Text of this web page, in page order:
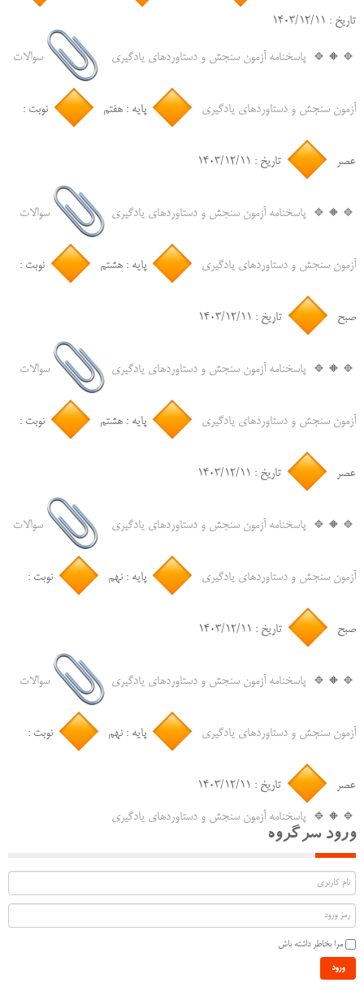
تاریخ : ۱۴۰۳/۱۲/۱۱
‌🔹🔸🔹 پاسخنامه آزمون سنجش و دستاوردهای یادگیری سوالات
آزمون سنجش و دستاوردهای یادگیری پایه : هفتم نوبت :
عصر تاریخ : ۱۴۰۳/۱۲/۱۱
‌🔹🔸🔹 پاسخنامه آزمون سنجش و دستاوردهای یادگیری سوالات
آزمون سنجش و دستاوردهای یادگیری پایه : هشتم نوبت :
صبح تاریخ : ۱۴۰۳/۱۲/۱۱
‌🔹🔸🔹 پاسخنامه آزمون سنجش و دستاوردهای یادگیری سوالات
آزمون سنجش و دستاوردهای یادگیری پایه : هشتم نوبت :
عصر تاریخ : ۱۴۰۳/۱۲/۱۱
‌🔹🔸🔹 پاسخنامه آزمون سنجش و دستاوردهای یادگیری سوالات
آزمون سنجش و دستاوردهای یادگیری پایه : نهم نوبت :
صبح تاریخ : ۱۴۰۳/۱۲/۱۱
‌🔹🔸🔹 پاسخنامه آزمون سنجش و دستاوردهای یادگیری سوالات
آزمون سنجش و دستاوردهای یادگیری پایه : نهم نوبت :
عصر تاریخ : ۱۴۰۳/۱۲/۱۱
‌🔹🔸🔹 پاسخنامه آزمون سنجش و دستاوردهای یادگیری
ورود سرگروه
مرا بخاطر داشته باش
ورود